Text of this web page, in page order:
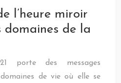
l’heure miroir
domaines de la
porte des messages
de vie où elle se